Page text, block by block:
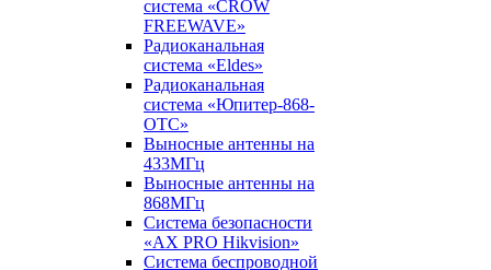
система «CROW
FREEWAVE»
Радиоканальная
система «Eldes»
Радиоканальная
система «Юпитер-868-
ОТС»
Выносные антенны на
433МГц
Выносные антенны на
868МГц
Система безопасности
«AX PRO Hikvision»
Система беспроводной